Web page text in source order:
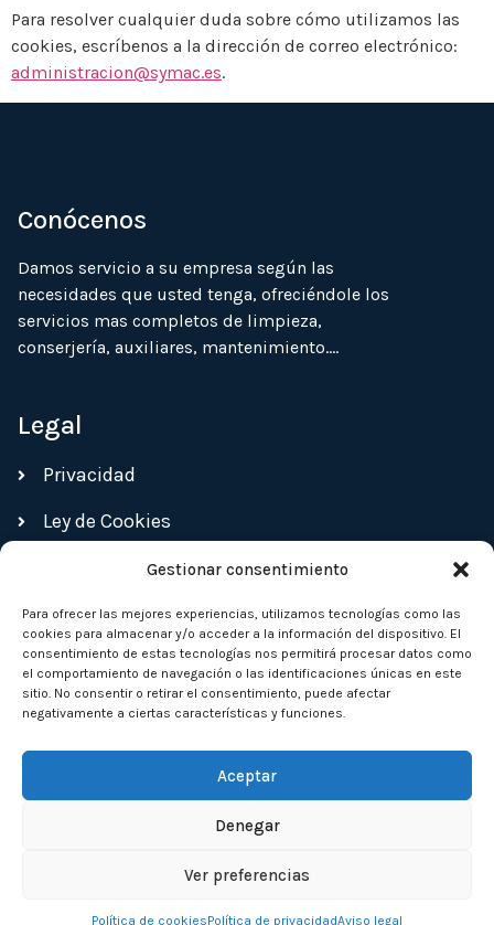
Gestionar consentimiento
Para ofrecer las mejores experiencias, utilizamos tecnologías como las
cookies para almacenar y/o acceder a la información del dispositivo. El
consentimiento de estas tecnologías nos permitirá procesar datos como
el comportamiento de navegación o las identificaciones únicas en este
sitio. No consentir o retirar el consentimiento, puede afectar
negativamente a ciertas características y funciones.
Aceptar
Denegar
Ver preferencias
Política de cookiesPolítica de privacidadAviso legal
Para resolver cualquier duda sobre cómo utilizamos las
cookies, escríbenos a la dirección de correo electrónico:
administracion@symac.es.
Conócenos
Damos servicio a su empresa según las
necesidades que usted tenga, ofreciéndole los
servicios mas completos de limpieza,
conserjería, auxiliares, mantenimiento….
Legal
Privacidad
Ley de Cookies
91 432 05 13
Avenida Carabanchel Alto, 25 Local 1 28054
(madrid)
Symac © 2023. Todos los derechos reservados